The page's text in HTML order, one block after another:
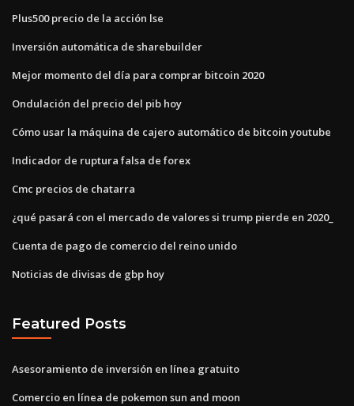
Plus500 precio de la acción lse
Inversión automática de sharebuilder
Mejor momento del día para comprar bitcoin 2020
Ondulación del precio del pib hoy
Cómo usar la máquina de cajero automático de bitcoin youtube
Indicador de ruptura falsa de forex
Cmc precios de chatarra
¿qué pasará con el mercado de valores si trump pierde en 2020_
Cuenta de pago de comercio del reino unido
Noticias de divisas de gbp hoy
Featured Posts
Asesoramiento de inversión en línea gratuito
Comercio en línea de pokemon sun and moon